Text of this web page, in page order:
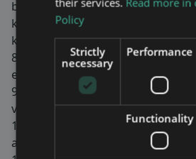
balansräkningen samt, i
koncernresultaträkningen och
koncernbalansräkningen;
8. Beslut om dispositioner
eller förlust enligt den fastställda
9. Beslut om ansvarsfrihet åt
verkställande direktören;
10. Fastställande av antalet
antalet revisorer och eventuella
Policy
Strictly
necessary
Performance
Functionality